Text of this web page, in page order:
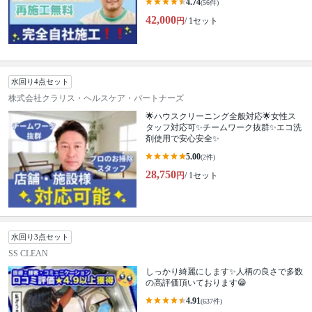
4.74(56件)
42,000円/ 1セット
水回り4点セット
株式会社クラリス・ヘルスケア・パートナーズ
🌟ハウスクリーニング全般対応🌟女性ス
タッフ対応可✨チームワーク抜群✨エコ洗
剤使用で安心安全✨
5.00(2件)
28,750円/ 1セット
水回り3点セット
SS CLEAN
しっかり綺麗にします✨人柄の良さで多数
の高評価頂いております😁
4.91(637件)